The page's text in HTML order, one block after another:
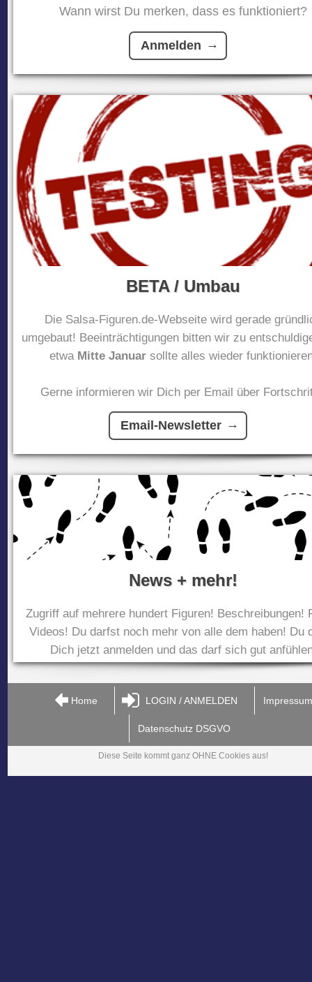
Wann wirst Du merken, dass es funktioniert?
Anmelden
BETA / Umbau
Die Salsa-Figuren.de-Webseite wird gerade
umgebaut! Beeinträchtigungen bitten wir zu
etwa Mitte Januar sollte alles wieder
Gerne informieren wir Dich per Email über
Email-Newsletter
News + mehr!
Zugriff auf mehrere hundert Figuren! Beschreibungen!
Videos! Du darfst noch mehr von alle dem haben! Du
Dich jetzt anmelden und das darf sich gut
Home LOGIN / ANMELDEN
Datenschutz DSGVO
Diese Seite kommt ganz OHNE Cookies aus!